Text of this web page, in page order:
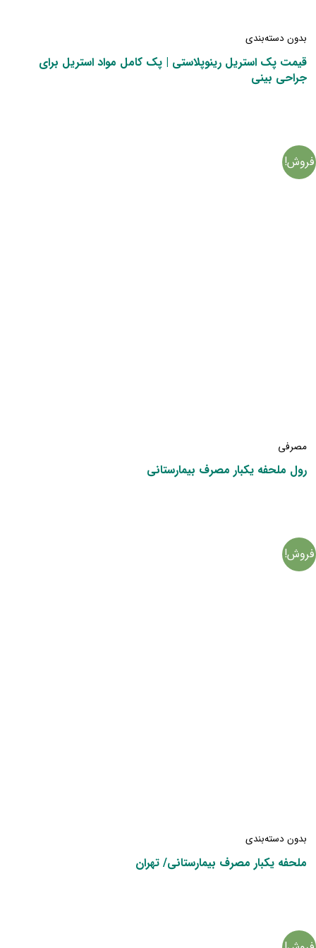
بدون دسته‌بندی
قیمت پک استریل رینوپلاستی | پک کامل مواد استریل برای
جراحی بینی
فروش!
مصرفی
رول ملحفه یکبار مصرف بیمارستانی
فروش!
بدون دسته‌بندی
ملحفه یکبار مصرف بیمارستانی/ تهران